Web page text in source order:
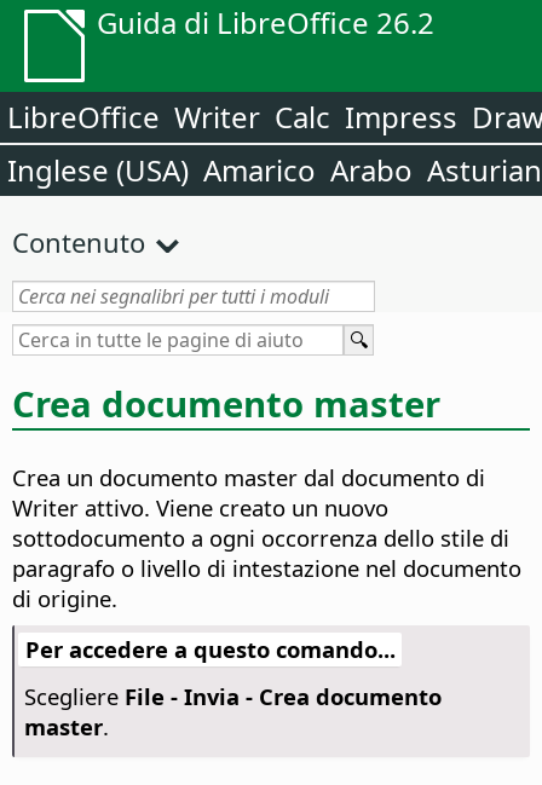
Guida di LibreOffice 26.2
LibreOffice Writer Calc Impress
Inglese (USA) Amarico Arabo
Contenuto
Crea documento master
Crea un documento master dal documento di
Writer attivo. Viene creato un nuovo
sottodocumento a ogni occorrenza dello stile di
paragrafo o livello di intestazione nel documento
di origine.
Per accedere a questo comando...
Scegliere File - Invia - Crea documento
master.